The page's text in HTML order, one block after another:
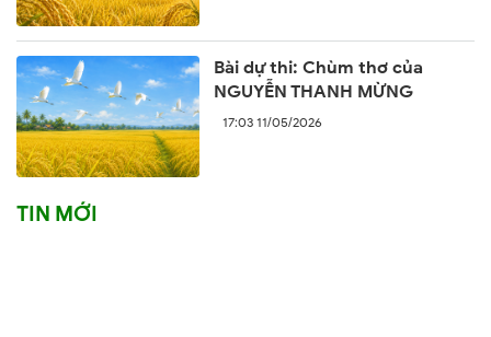
Bài dự thi: Chùm thơ của
NGUYỄN THANH MỪNG
17:03 11/05/2026
TIN MỚI